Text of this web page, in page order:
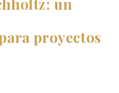
un
proyectos